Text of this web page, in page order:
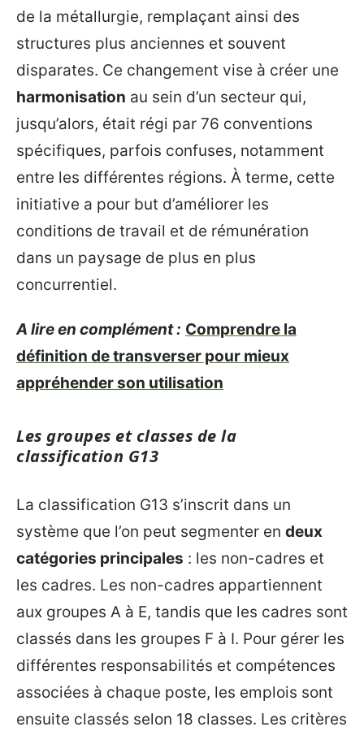
de la métallurgie, remplaçant ainsi des
structures plus anciennes et souvent
disparates. Ce changement vise à créer une
harmonisation au sein d’un secteur qui,
jusqu’alors, était régi par 76 conventions
spécifiques, parfois confuses, notamment
entre les différentes régions. À terme, cette
initiative a pour but d’améliorer les
conditions de travail et de rémunération
dans un paysage de plus en plus
concurrentiel.
A lire en complément : Comprendre la
définition de transverser pour mieux
appréhender son utilisation
Les groupes et classes de la
classification G13
La classification G13 s’inscrit dans un
système que l’on peut segmenter en deux
catégories principales : les non-cadres et
les cadres. Les non-cadres appartiennent
aux groupes A à E, tandis que les cadres sont
classés dans les groupes F à I. Pour gérer les
différentes responsabilités et compétences
associées à chaque poste, les emplois sont
ensuite classés selon 18 classes. Les critères